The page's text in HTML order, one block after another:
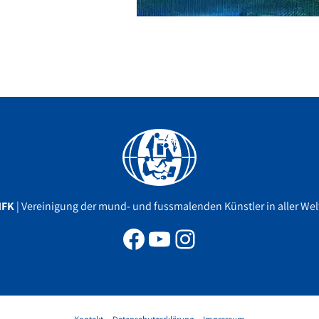
| Vereinigung der mund- und fussmalenden Künstler in aller
Facebook
YouTube
Instagram